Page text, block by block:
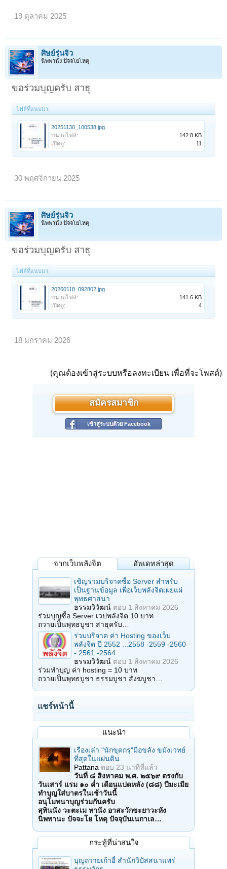
19 ตุลาคม 2025
ศิษย์รุ่นจิ๋ว
นิพพานัง ปัจจโยโหตุ
ขอร่วมบุญครับ สาธุ
ไฟล์ที่แนบมา:
20251130_100538.jpg
ขนาดไฟล์:
142.8 KB
เปิดดู:
11
30 พฤศจิกายน 2025
ศิษย์รุ่นจิ๋ว
นิพพานัง ปัจจโยโหตุ
ขอร่วมบุญครับ สาธุ
ไฟล์ที่แนบมา:
20260118_092802.jpg
ขนาดไฟล์:
141.6 KB
เปิดดู:
4
18 มกราคม 2026
(คุณต้องเข้าสู่ระบบหรือลงทะเบียน เพื่อที่จะโพสต์)
สมัครสมาชิก
เข้าสู่ระบบด้วย Facebook
จากเว็บพลังจิต อัพเดทล่าสุด
เชิญร่วมบริจาคซื้อ Server สำหรับ
เป็นฐานข้อมูล เพื่อเว็บพลังจิตเผยแผ่
พุทธศาสนา
ธรรมวิวัฒน์ ตอบ 1 สิงหาคม 2026
ร่วมบุญซื้อ Server เวปพลังจิต 10 บาท
ถวายเป็นพุทธบูชา สาธุครับ…
ร่วมบริจาค ค่า Hosting ของเว็บ
พลังจิต ปี 2552 ...2558 -2559 -2560
- 2561 -2564
ธรรมวิวัฒน์ ตอบ 1 สิงหาคม 2026
ร่วมทำบุญ ค่า hosting = 10 บาท
ถวายเป็นพุทธบูชา ธรรมบูชา สังฆบูชา…
แชร์หน้านี้
แนะนำ
เรื่องเล่า "นักขุดกรุ"มือขลัง ขมังเวทย์
ที่สุดในแผ่นดิน
Pattana ตอบ 23 นาทีที่แล้ว
วันที่ ๘ สิงหาคม พ.ศ. ๒๕๖๙ ตรงกับ
วันเสาร์ แรม ๑๐ ค่ำ เดือนแปดหลัง (๘๘) ปีมะเมีย
ทำบุญใส่บาตรในเช้าวันนี้
อนุโมทนาบุญร่วมกันครับ
สุทินนัง วะตะเม ทานัง อาสะวักขะยาวะหัง
นิพพานะ ปัจจะโย โหตุ ปัจจุบันเนกาเล…
กระทู้ที่น่าสนใจ
บุญถวายเก้าอี้ สำนักวิปัสสนาแพร่